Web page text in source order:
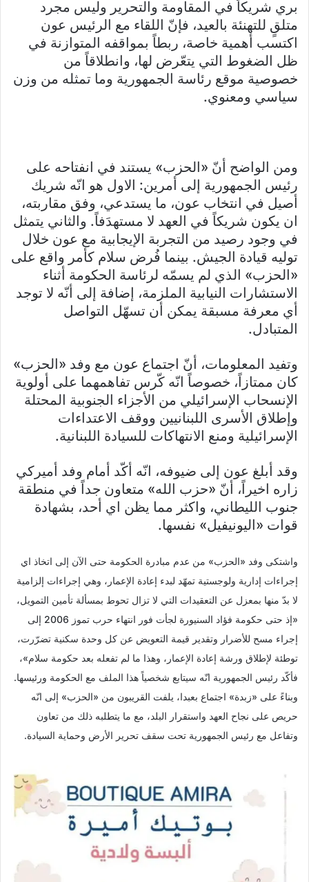
بري شريكاً في المقاومة والتحرير وليس مجرد
متلقٍ للتهنئة بالعيد، فإنّ اللقاء مع الرئيس عون
اكتسب أهمية خاصة، ربطاً بمواقفه المتوازنة في
ظل الضغوط التي يتعّرض لها، وانطلاقاً من
خصوصية موقع رئاسة الجمهورية وما تمثله من وزن
سياسي ومعنوي.
ومن الواضح أنّ «الحزب» يستند في انفتاحه على
رئيس الجمهورية إلى أمرين: الاول هو انّه شريك
أصيل في انتخاب عون، ما يستدعي، وفق مقاربته،
ان يكون شريكاً في العهد لا مستهدَفاً. والثاني يتمثل
في وجود رصيد من التجربة الإيجابية مع عون خلال
توليه قيادة الجيش. بينما فُرض سلام كأمر واقع على
«الحزب» الذي لم يسمّه لرئاسة الحكومة أثناء
الاستشارات النيابية الملزمة، إضافة إلى أنّه لا توجد
أي معرفة مسبقة يمكن أن تسهّل التواصل
المتبادل.
وتفيد المعلومات، أنّ اجتماع عون مع وفد «الحزب»
كان ممتازاً، خصوصاً انّه كّرس تفاهمهما على أولوية
الإنسحاب الإسرائيلي من الأجزاء الجنوبية المحتلة
وإطلاق الأسرى اللبنانيين ووقف الاعتداءات
الإسرائيلية ومنع الانتهاكات للسيادة اللبنانية.
وقد أبلغ عون إلى ضيوفه، انّه أكّد أمام وفد أميركي
زاره اخيراً، أنّ «حزب الله» متعاون جداً في منطقة
جنوب الليطاني، واكثر مما يظن اي أحد، بشهادة
قوات «اليونيفيل» نفسها.
واشتكى وفد «الحزب» من عدم مبادرة الحكومة حتى الآن إلى اتخاذ اي
إجراءات إدارية ولوجستية تمهّد لبدء إعادة الإعمار، وهي إجراءات إلزامية
لا بدّ منها بمعزل عن التعقيدات التي لا تزال تحوط بمسألة تأمين التمويل،
«إذ حتى حكومة فؤاد السنيورة لجأت فور انتهاء حرب تموز 2006 إلى
إجراء مسح للأضرار وتقدير قيمة التعويض عن كل وحدة سكنية تضرّرت،
توطئة لإطلاق ورشة إعادة الإعمار، وهذا ما لم تفعله بعد حكومة سلام»،
فأكّد رئيس الجمهورية انّه سيتابع شخصياً هذا الملف مع الحكومة ورئيسها.
وبناءً على «زبدة» اجتماع بعبدا، يلفت القريبون من «الحزب» إلى انّه
حريص على نجاح العهد واستقرار البلد، مع ما يتطلبه ذلك من تعاون
وتفاعل مع رئيس الجمهورية تحت سقف تحرير الأرض وحماية السيادة.